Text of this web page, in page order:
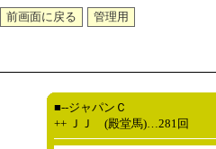
■--ジャパンＣ
++ ＪＪ (殿堂馬)…281回